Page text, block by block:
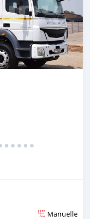
Manuelle